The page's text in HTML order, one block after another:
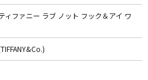
ィファニー ラブ ノット フック＆アイ ワ